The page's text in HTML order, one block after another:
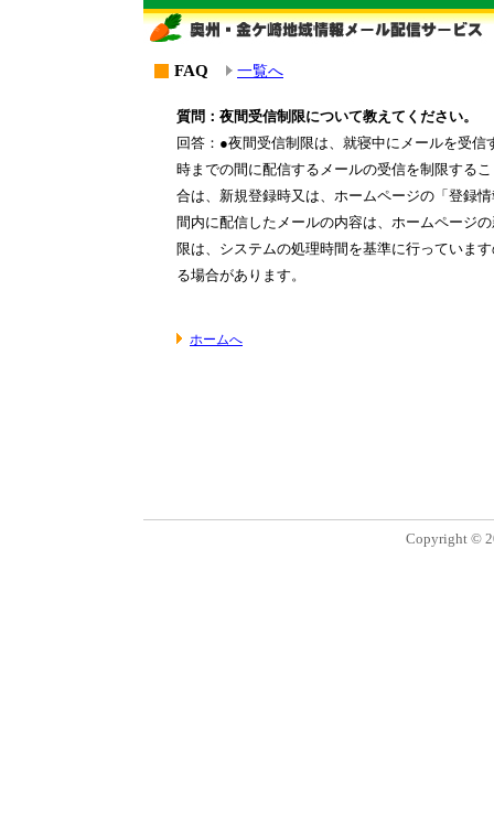
FAQ 一覧へ
質問：夜間受信制限について教えてください。
回答：●夜間受信制限は、就寝中にメールを受
時までの間に配信するメールの受信を制限する
合は、新規登録時又は、ホームページの「登録
間内に配信したメールの内容は、ホームページ
限は、システムの処理時間を基準に行っていま
る場合があります。
ホームへ
Copyright ©